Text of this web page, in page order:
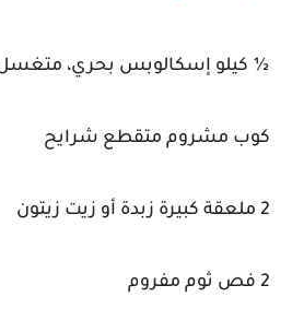
½ كيلو إسكالوبس بحري،
كوب مشروم متقطع شرايح
2 ملعقة كبيرة زبدة أو زيت زيتون
2 فص ثوم مفروم